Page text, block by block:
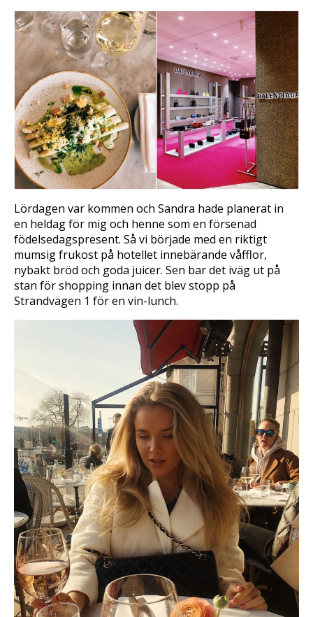
Lördagen var kommen och Sandra hade planerat in
en heldag för mig och henne som en försenad
födelsedagspresent. Så vi började med en riktigt
mumsig frukost på hotellet innebärande våfflor,
nybakt bröd och goda juicer. Sen bar det iväg ut på
stan för shopping innan det blev stopp på
Strandvägen 1 för en vin-lunch.